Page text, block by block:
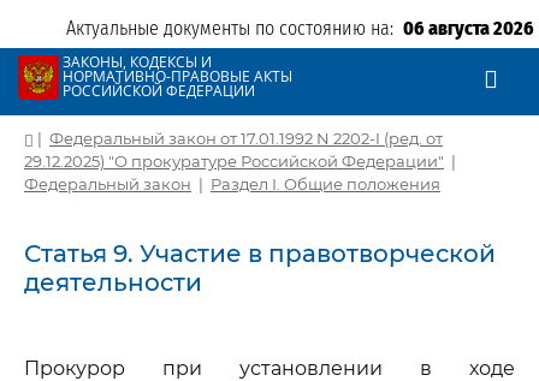
Актуальные документы по состоянию на: 06 августа 2026
ЗАКОНЫ, КОДЕКСЫ И
НОРМАТИВНО-ПРАВОВЫЕ АКТЫ
РОССИЙСКОЙ ФЕДЕРАЦИИ
| Федеральный закон от 17.01.1992 N 2202-I (ред. от
29.12.2025) "О прокуратуре Российской Федерации" |
Федеральный закон | Раздел I. Общие положения
Статья 9. Участие в правотворческой
деятельности
Прокурор при установлении в ходе